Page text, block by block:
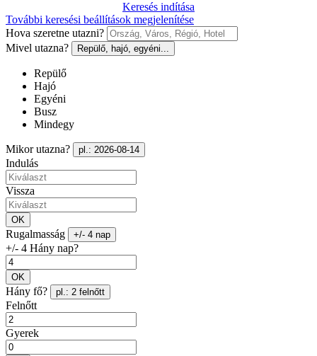
Keresés indítása
További keresési beállítások megjelenítése
Hova szeretne utazni?
Mivel utazna?
Repülő, hajó, egyéni...
Repülő
Hajó
Egyéni
Busz
Mindegy
Mikor utazna? pl.: 2026-08-14
Indulás
Vissza
OK
Rugalmasság +/- 4 nap
+/- 4 Hány nap?
OK
Hány fő? pl.: 2 felnőtt
Felnőtt
Gyerek